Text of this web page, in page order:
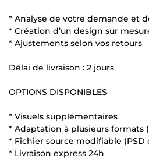
* Analyse de votre demande et
* Création d’un design sur
* Ajustements selon vos retours
Délai de livraison : 2 jours
OPTIONS DISPONIBLES
* Visuels supplémentaires
* Adaptation à plusieurs formats
* Fichier source modifiable (PSD
* Livraison express 24h